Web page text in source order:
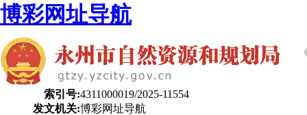
博彩网址导航
索引号:4311000019/2025-11554
发文机关:博彩网址导航